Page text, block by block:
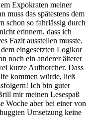
Expokraten meiner
muss das spätestens dem
schon so fahrlässig durch
erinnern, dass ich
Fazit ausstellen musste.
eingesetzten Logikor
noch ein anderer älterer
kurze Aufhorcher. Dass
kommen würde, ließ
Ich bin guter
mir meinen Lesespaß
Woche aber bei einer von
Umsetzung keine